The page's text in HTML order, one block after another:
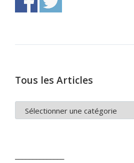
Tous les Articles
TOUS
LES